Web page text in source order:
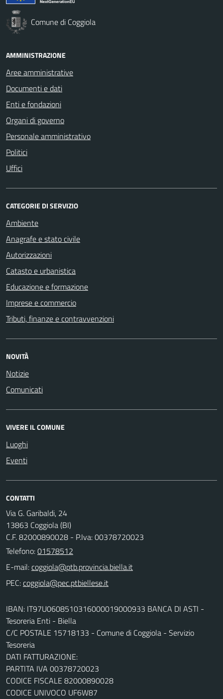
Comune di Coggiola
AMMINISTRAZIONE
Aree amministrative
Documenti e dati
Enti e fondazioni
Organi di governo
Personale amministrativo
Politici
Uffici
CATEGORIE DI SERVIZIO
Ambiente
Anagrafe e stato civile
Autorizzazioni
Catasto e urbanistica
Educazione e formazione
Imprese e commercio
Tributi, finanze e contravvenzioni
NOVITÀ
Notizie
Comunicati
VIVERE IL COMUNE
Luoghi
Eventi
CONTATTI
Via G. Garibaldi, 24
13863 Coggiola (BI)
C.F. 82000890028 - P.Iva: 00378720023
Telefono:01578512
E-mail:
PEC:
IBAN: IT97U0608510316000019000933 BANCA DI ASTI -
Tesoreria Enti - Biella
C/C POSTALE 15718133 - Comune di Coggiola - Servizio
Tesoreria
DATI FATTURAZIONE:
PARTITA IVA 00378720023
CODICE FISCALE 82000890028
CODICE UNIVOCO UF6W87